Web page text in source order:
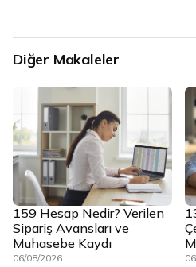
Diğer Makaleler
159 Hesap Nedir? Verilen
Sipariş Avansları ve
Muhasebe Kaydı
06/08/2026